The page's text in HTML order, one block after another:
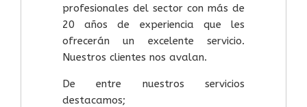
profesionales del sector con más de
20 años de experiencia que les
ofrecerán un excelente servicio.
Nuestros clientes nos avalan.
De entre nuestros servicios
destacamos;